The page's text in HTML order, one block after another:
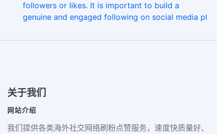
followers or likes. It is important to build a
genuine and engaged following on social media pl
关于我们
网站介绍
我们提供各类海外社交网络刷粉点赞服务，速度快质量好、